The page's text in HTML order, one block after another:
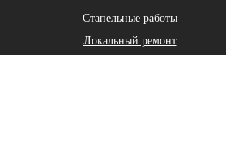
Стапельные работы
Локальный ремонт